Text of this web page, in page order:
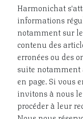
Harmonichat
informations
notamment sur
contenu des
erronées ou des
suite notamment
en page. Si vous
invitons à nous
procéder à leur